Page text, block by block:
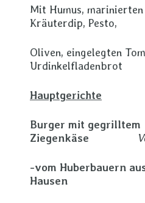
Mit Humus,
Kräuterdip, Pesto,
Oliven, eingelegten
Urdinkelfladenbrot
Hauptgerichte
Burger mit gegrilltem
Ziegenkäse
-vom Huberbauern
Hausen